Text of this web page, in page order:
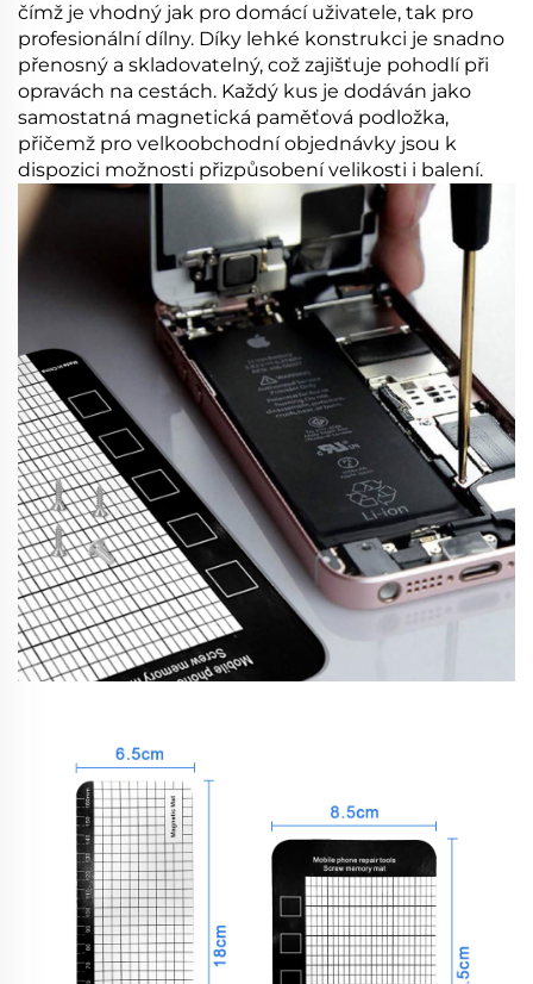
čímž je vhodný jak pro domácí uživatele, tak pro
profesionální dílny. Díky lehké konstrukci je snadno
přenosný a skladovatelný, což zajišťuje pohodlí při
opravách na cestách. Každý kus je dodáván jako
samostatná magnetická paměťová podložka,
přičemž pro velkoobchodní objednávky jsou k
dispozici možnosti přizpůsobení velikosti i balení.